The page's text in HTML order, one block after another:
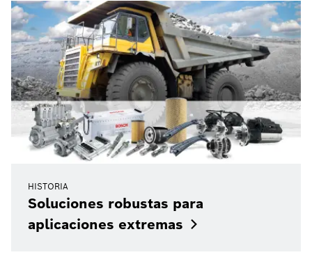
HISTORIA
Soluciones robustas para
aplicaciones extremas